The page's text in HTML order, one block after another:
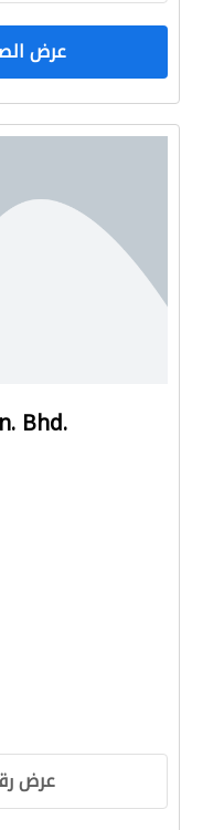
عرض
Bhd.
عرض